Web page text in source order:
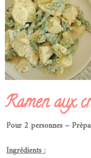
Ramen aux
Pour 2 personnes –
Ingrédients :